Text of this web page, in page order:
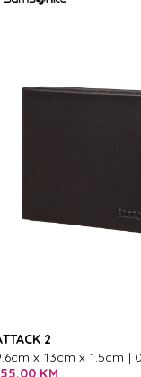
2
2
2
2
2
2
x 13cm x 1.5cm |
KM